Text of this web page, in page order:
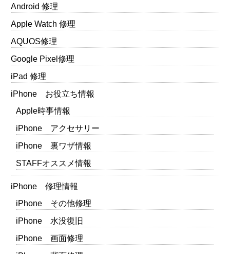
Android 修理
Apple Watch 修理
AQUOS修理
Google Pixel修理
iPad 修理
iPhone お役立ち情報
Apple時事情報
iPhone アクセサリー
iPhone 裏ワザ情報
STAFFオススメ情報
iPhone 修理情報
iPhone その他修理
iPhone 水没復旧
iPhone 画面修理